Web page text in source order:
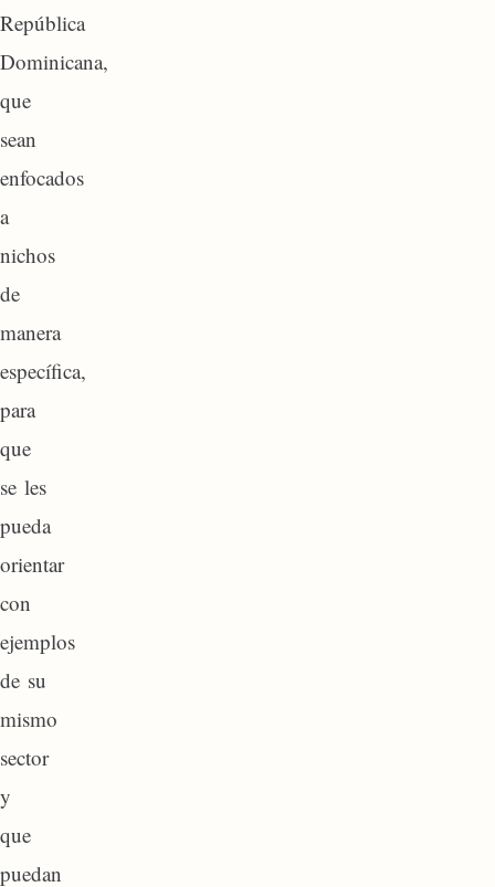
República
Dominicana,
que
sean
enfocados
a
nichos
de
manera
específica,
para
que
se les
pueda
orientar
con
ejemplos
de su
mismo
sector
y
que
puedan